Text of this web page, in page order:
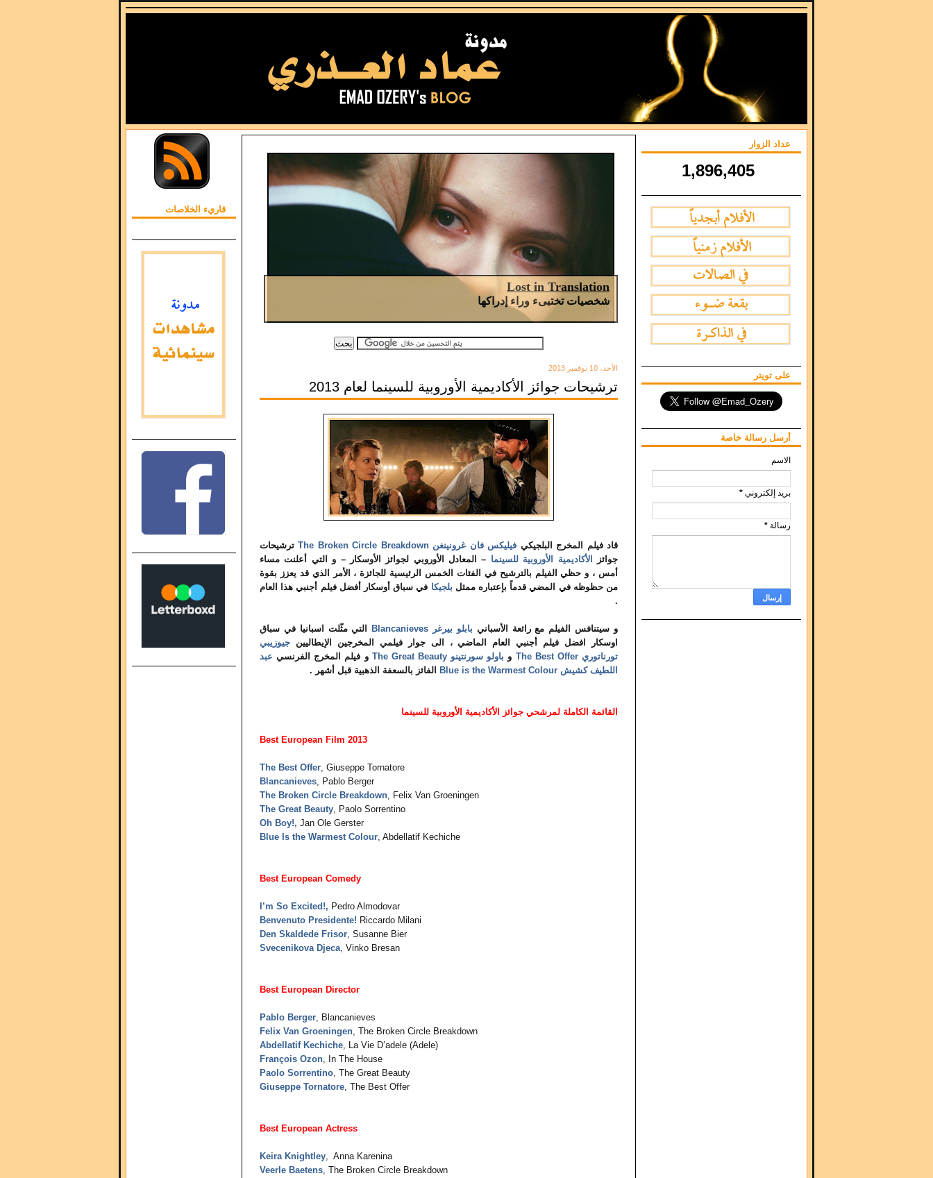
قاريء الخلاصات
Lost in Translation
شخصيات تختبىء وراء إدراكها
الأحد، 10 نوفمبر 2013
ترشيحات جوائز الأكاديمية الأوروبية للسينما لعام 2013
قاد فيلم المخرج البلجيكي فيليكس فان غرونينغنThe Broken Circle Breakdown ترشيحات
جوائز
الأكاديمية الأوروبية للسينما – المعادل الأوروبي لجوائز الأوسكار – و التي أعلنت مساء
أمس ، و حظي الفيلم بالترشيح في الفئات الخمس الرئيسية للجائزة ، الأمر الذي قد يعزز بقوة
من حظوظه في المضي قدماً بإعتباره ممثل بلجيكا في سباق أوسكار أفضل فيلم أجنبي هذا العام
.
و سيتنافس الفيلم مع رائعة الأسباني بابلو بيرغر Blancanieves
التي مثّلت اسبانيا في سباق
اوسكار افضل فيلم أجنبي العام الماضي ، الى جوار فيلمي المخرجين الإيطاليين جيوزيبي
تورناتوريThe Best Offer و باولو سورنتينو The Great Beauty و فيلم المخرج الفرنسي عبد
اللطيف كشيش Blue is the Warmest Colour الفائز بالسعفة الذهبية قبل أشهر .
القائمة الكاملة لمرشحي جوائز الأكاديمية الأوروبية للسينما
Best European Film 2013
The Best Offer, Giuseppe Tornatore
Blancanieves, Pablo Berger
The Broken Circle Breakdown, Felix Van Groeningen
The Great Beauty, Paolo Sorrentino
Oh Boy!, Jan Ole Gerster
Blue Is the Warmest Colour, Abdellatif Kechiche
Best European Comedy
I’m So Excited!, Pedro Almodovar
Benvenuto Presidente! Riccardo Milani
Den Skaldede Frisor, Susanne Bier
Svecenikova Djeca, Vinko Bresan
Best European Director
Pablo Berger, Blancanieves
Felix Van Groeningen, The Broken Circle Breakdown
Abdellatif Kechiche, La Vie D’adele (Adele)
François Ozon, In The House
Paolo Sorrentino, The Great Beauty
Giuseppe Tornatore, The Best Offer
Best European Actress
Keira Knightley, Anna Karenina
Veerle Baetens, The Broken Circle Breakdown
عداد الزوار
1,896,405
على تويتر
أرسل رسالة خاصة
الاسم
بريد إلكتروني *
رسالة *